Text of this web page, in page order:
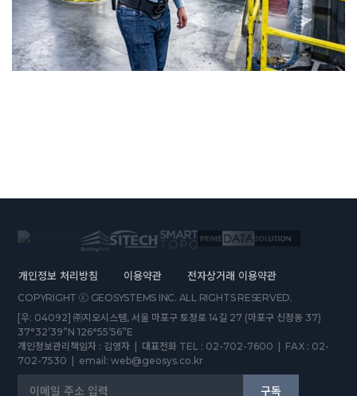
개인정보 처리방침 이용약관 전자상거래 이용약관
COPYRIGHT ⓒ GEOSYSTEMS INC. ALL RIGHTS RESERVED.
[우: 04092] ㈜지오시스템, 서울 마포구 토정로 14길 27 (마포구 신정동 37)
37°32’39”N 126°55’56”E
개인정보관리책임자 : 김영자 | 대표전화 TEL : 02-702-7600 | FAX : 02-
702-7530 | email: web@geosys.co.kr
구독